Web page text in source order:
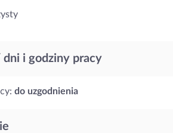
dni i godziny pracy
do uzgodnienia